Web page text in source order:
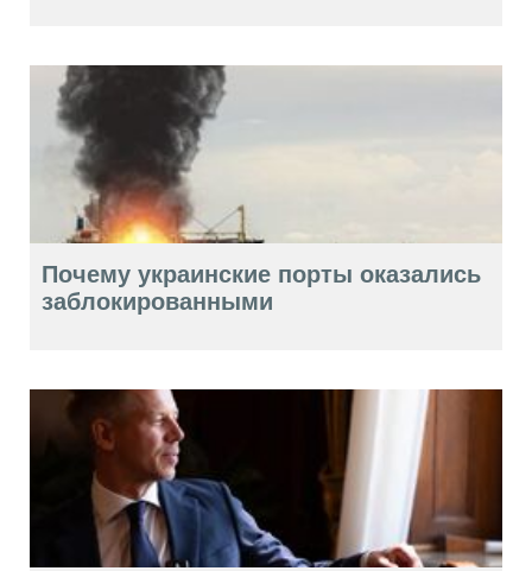
Почему украинские порты оказались
заблокированными